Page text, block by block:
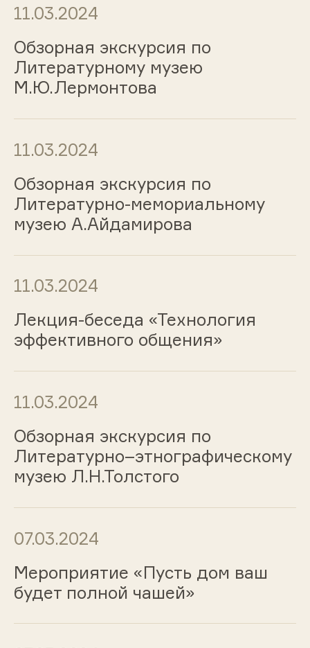
11.03.2024
Обзорная экскурсия по
Литературному музею
М.Ю.Лермонтова
11.03.2024
Обзорная экскурсия по
Литературно-мемориальному
музею А.Айдамирова
11.03.2024
Лекция-беседа «Технология
эффективного общения»
11.03.2024
Обзорная экскурсия по
Литературно–этнографическому
музею Л.Н.Толстого
07.03.2024
Мероприятие «Пусть дом ваш
будет полной чашей»